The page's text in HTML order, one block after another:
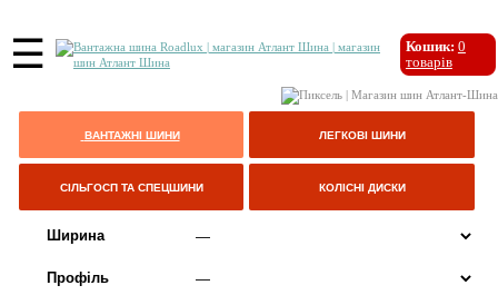
☰ Кошик: 0
товарів
ВАНТАЖНІ ШИНИ ЛЕГКОВІ ШИНИ
СІЛЬГОСП ТА СПЕЦШИНИ КОЛІСНІ ДИСКИ
Ширина
Профіль